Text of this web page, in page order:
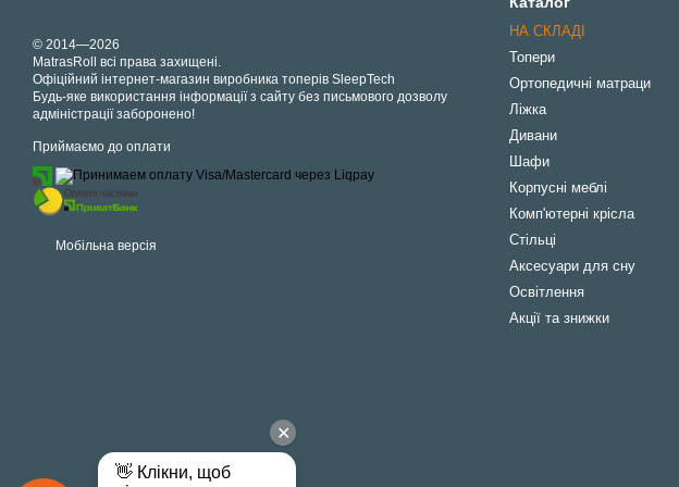
© 2014—2026
MatrasRoll всі права захищені.
Офіційний інтернет-магазин виробника топерів SleepTech
Будь-яке використання інформації з сайту без письмового дозволу
адміністрації заборонено!
Приймаємо до оплати
Мобільна версія
НА СКЛАДІ
Топери
Ортопедичні матраци
Ліжка
Дивани
Шафи
Корпусні меблі
Комп'ютерні крісла
Стільці
Аксесуари для сну
Освітлення
Акції та знижки